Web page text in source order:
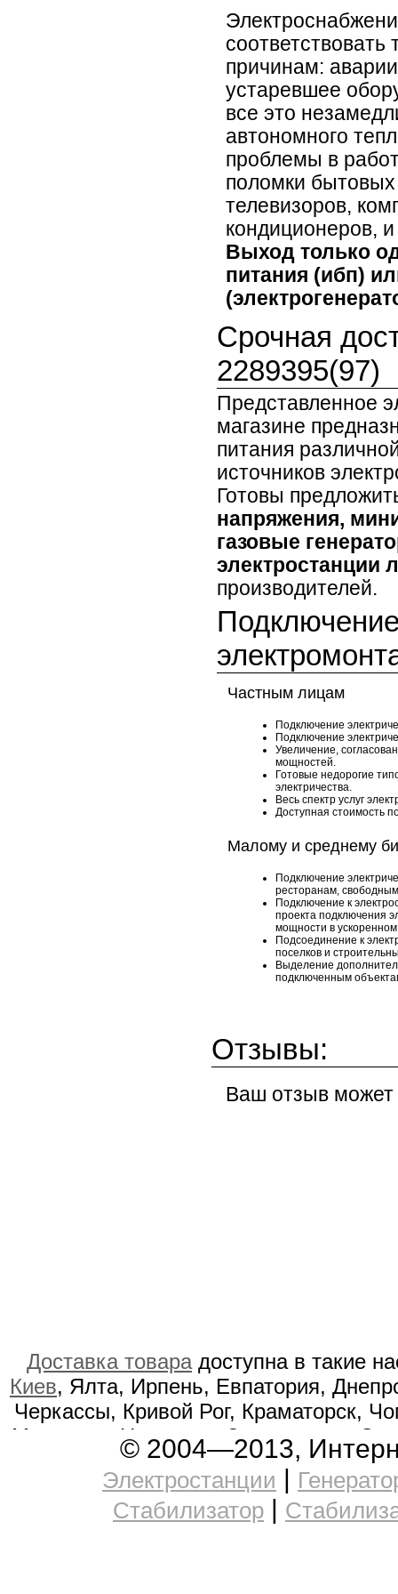
причинам:
устаревшее
все это
автономного
проблемы в
поломки бытовых
телевизоров,
кондиционеров, и
Выход только
питания (ибп)
Срочная
2289395(97)
Представленное
магазине
питания
источников
Готовы
напряжения,
газовые
электростанции
производителей.
Частным лицам
Подключение
Подключение
Увеличение,
мощностей.
Готовые недорогие
электричества.
Весь спектр услуг
Доступная стоимость
Малому и среднему
Подключение
ресторанам,
Подключение к
проекта подключения
мощности в
Подсоединение к
поселков и
Выделение
подключенным
Отзывы:
Ваш отзыв
Доставка товарадоступна в такие
Киев, Ялта, Ирпень, Евпатория,
Черкассы, Кривой Рог, Краматорск,
Мукачево, Никополь, Золотоноша,
Тальное, Гостомель, Каменка-
Енакиево, Гребёнка,
Александровск, Орджоникидзе,
© 2004—2013,
Электростанции |
Стабилизатор |